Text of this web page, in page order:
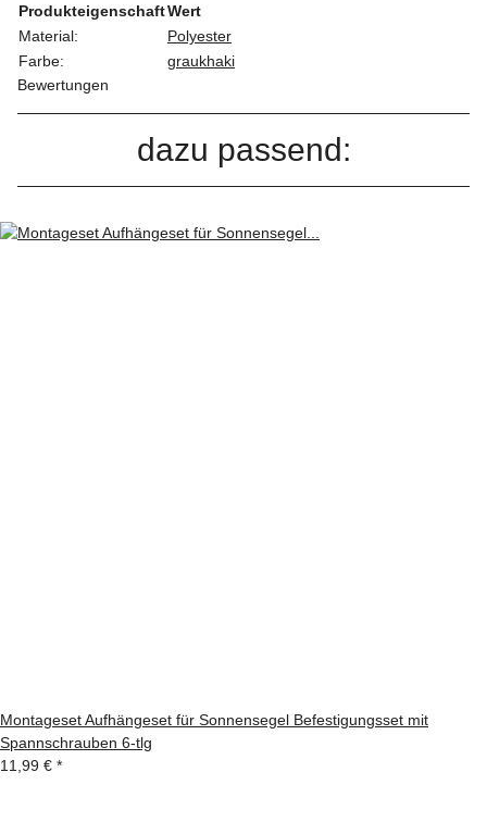
ProdukteigenschaftWert
Material:
Polyester
Farbe:
graukhaki
Bewertungen
dazu passend:
Montageset Aufhängeset für Sonnensegel Befestigungsset mit
Spannschrauben 6-tlg
11,99 € *